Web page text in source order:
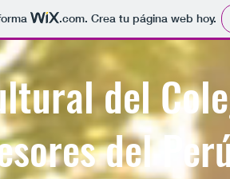
.com. Crea tu página web hoy.
del
del